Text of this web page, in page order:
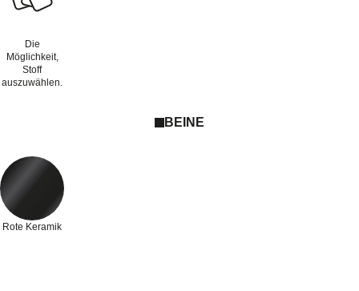
Die
Möglichkeit,
Stoff
auszuwählen.
BEINE
Rote Keramik